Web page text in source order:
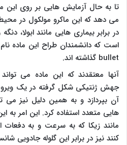
تا به حال آزمایش هایی بر روی این
می دهد که این ماکرو مولکول در
در برابر بیماری هایی مانند ابولا،
است که دانشمندان طراح این ماده نام
bullet گذاشته اند.
آنها معتقدند که این ماده می
جهش ژنتیکی شکل گرفته در یک
آن بپردازد و به همین دلیل نیز می
هایی متعدد استفاده کرد. این امر
مانند زیکا که به سرعت و به
کنند نیز در برابر این گلوله جادویی